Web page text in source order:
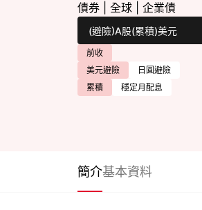
債券 全球 企業債
前收
美元避險
日圓避險
累積
穩定月配息
簡介基本資料